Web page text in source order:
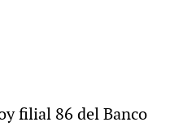
filial 86 del Banco